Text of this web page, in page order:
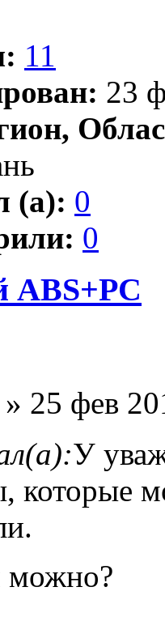
11
23
(а): 0
0
ABS+PC
» 25 фев
У
которые
можно?